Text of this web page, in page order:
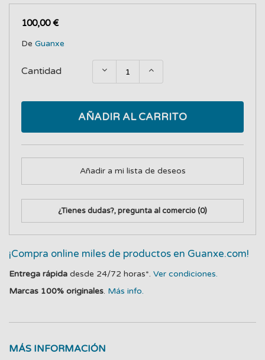
100,00 €
De Guanxe
Cantidad
AÑADIR AL CARRITO
Añadir a mi lista de deseos
¿Tienes dudas?, pregunta al comercio(0)
¡Compra online miles de productos en Guanxe.com!
Entrega rápida desde 24/72 horas*. Ver condiciones.
Marcas 100% originales. Más info.
MÁS INFORMACIÓN